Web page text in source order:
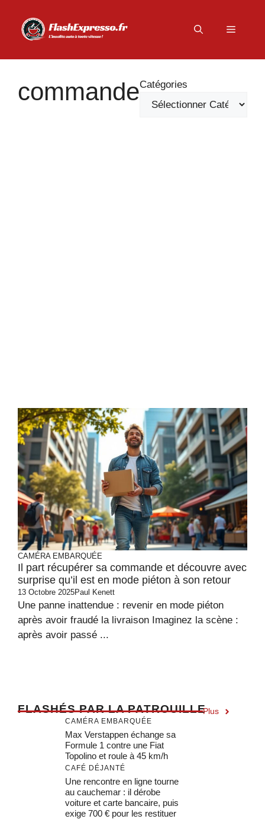
contenu
Menu
commandeCatégories
CAMÉRA EMBARQUÉE
Il part récupérer sa commande et découvre avec
surprise qu’il est en mode piéton à son retour
13 Octobre 2025Paul Kenett
Une panne inattendue : revenir en mode piéton
après avoir fraudé la livraison Imaginez la scène :
après avoir passé ...
FLASHÉS PAR LA PATROUILLEPlus
CAMÉRA EMBARQUÉE
Max Verstappen échange sa
Formule 1 contre une Fiat
Topolino et roule à 45 km/h
CAFÉ DÉJANTÉ
Une rencontre en ligne tourne
au cauchemar : il dérobe
voiture et carte bancaire, puis
exige 700 € pour les restituer